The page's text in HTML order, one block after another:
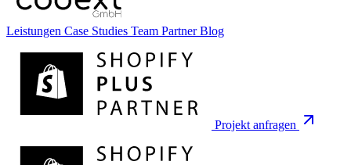
Leistungen Case Studies Team PartnerBlog
Projekt anfragen